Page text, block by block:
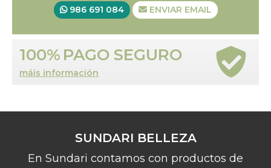
986 691 084 ENVIAR EMAIL
100% PAGO SEGURO
máis información
SUNDARI BELLEZA
En Sundari contamos con productos de